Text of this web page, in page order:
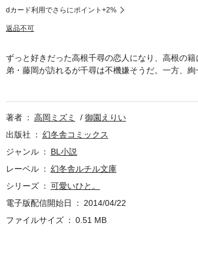
dカード利用でさらにポイント+2%
返品不可
ずっと好きだった高根千尋の恋人になり、高根の
弟・藤岡が訪れるが千尋は不機嫌そうだ。一方、
んな中、藤岡から千尋が見合いをしたと聞いた絢
著者 高岡ミズミ
御園えりい
出版社
幻冬舎コミックス
ジャンル
BL小説
レーベル
幻冬舎ルチル文庫
シリーズ
可愛いひと。
電子版配信開始日
2014/04/22
ファイルサイズ
0.51 MB